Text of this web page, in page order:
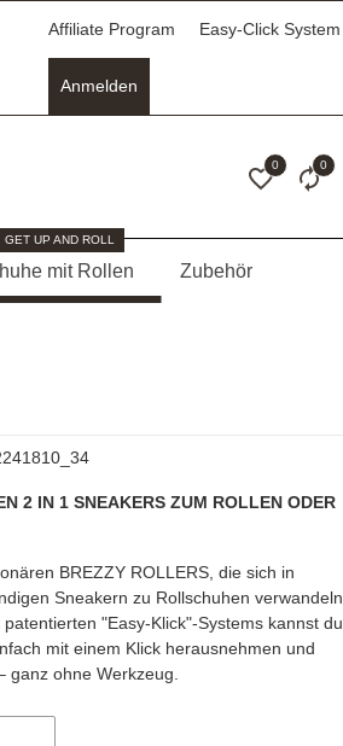
Affiliate Program Easy-Click System
Anmelden
0 0
mit Rollen
GET UP AND ROLL
Zubehör
2 IN 1 SNEAKERS ZUM ROLLEN ODER
BREZZY ROLLERS, die sich in
Sneakern zu Rollschuhen verwandeln.
"Easy-Klick"-Systems kannst du
mit einem Klick herausnehmen und
ganz ohne Werkzeug.